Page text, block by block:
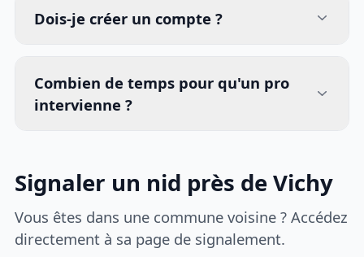
Dois-je créer un compte ?
Combien de temps pour qu'un pro
intervienne ?
Signaler un nid près de Vichy
Vous êtes dans une commune voisine ? Accédez
directement à sa page de signalement.